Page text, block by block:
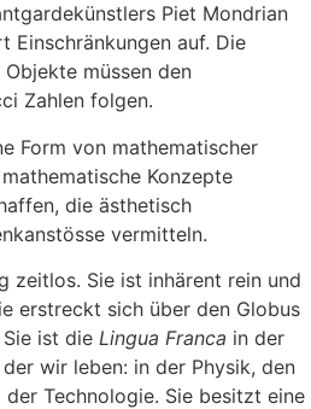
Piet Mondrian
Einschränkungen auf. Die
müssen den
Zahlen folgen.
Form von mathematischer
Konzepte
die ästhetisch
vermitteln.
zeitlos. Sie ist inhärent rein und
erstreckt sich über den Globus
ist die Lingua Franca in der
wir leben: in der Physik, den
Technologie. Sie besitzt eine